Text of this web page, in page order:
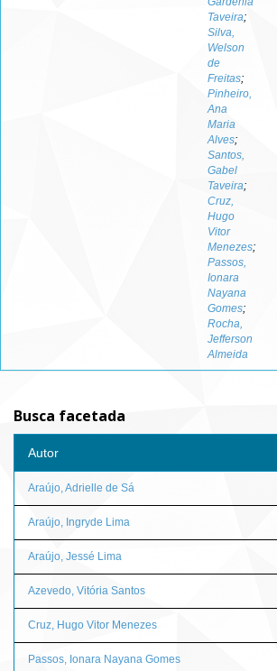
Taveira;
Silva,
Welson
de
Freitas;
Pinheiro,
Ana
Maria
Alves;
Santos,
Gabel
Taveira;
Cruz,
Hugo
Vitor
Menezes;
Passos,
Ionara
Nayana
Gomes;
Rocha,
Jefferson
Almeida
Busca facetada
Autor
Araújo, Adrielle de Sá
Araújo, Ingryde Lima
Araújo, Jessé Lima
Azevedo, Vitória Santos
Cruz, Hugo Vitor Menezes
Passos, Ionara Nayana Gomes